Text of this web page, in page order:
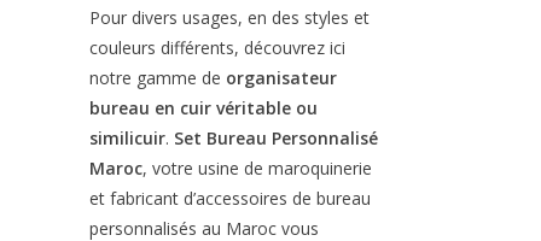
Pour divers usages, en des styles et
couleurs différents, découvrez ici
notre gamme de organisateur
bureau en cuir véritable ou
similicuir. Set Bureau Personnalisé
Maroc, votre usine de maroquinerie
et fabricant d’accessoires de bureau
personnalisés au Maroc vous